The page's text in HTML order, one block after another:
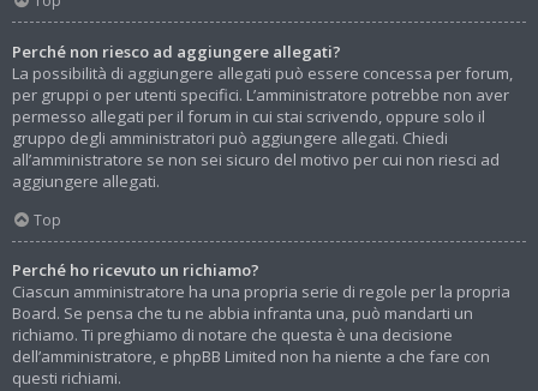
Perché non riesco ad aggiungere allegati?
La possibilità di aggiungere allegati può essere concessa per forum,
per gruppi o per utenti specifici. L’amministratore potrebbe non aver
permesso allegati per il forum in cui stai scrivendo, oppure solo il
gruppo degli amministratori può aggiungere allegati. Chiedi
all’amministratore se non sei sicuro del motivo per cui non riesci ad
aggiungere allegati.
Top
Perché ho ricevuto un richiamo?
Ciascun amministratore ha una propria serie di regole per la propria
Board. Se pensa che tu ne abbia infranta una, può mandarti un
richiamo. Ti preghiamo di notare che questa è una decisione
dell’amministratore, e phpBB Limited non ha niente a che fare con
questi richiami.